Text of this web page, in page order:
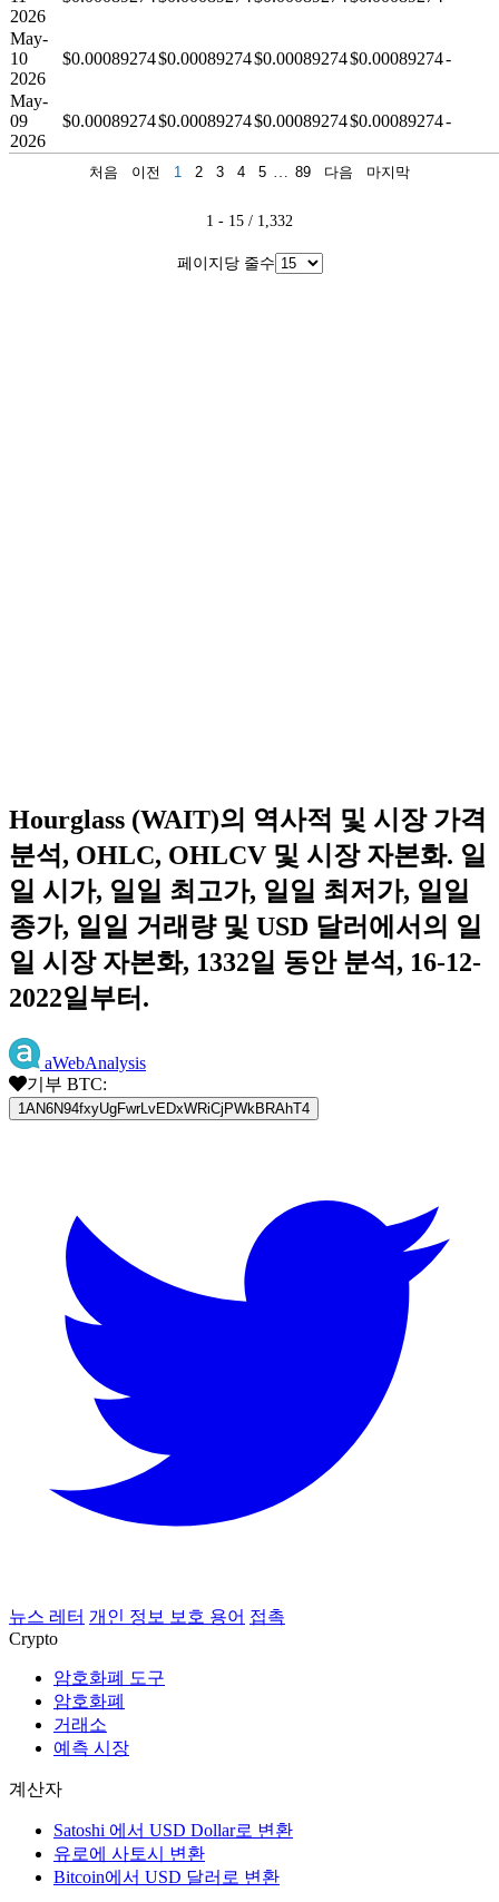
2026
May-
10
2026
$0.00089274$0.00089274$0.00089274$0.00089274-
May-
09
2026
$0.00089274$0.00089274$0.00089274$0.00089274-
1 - 15 / 1,332
페이지당 줄수
처음 이전 1 2 3 4 5 89 다음 마지막
Hourglass (WAIT)의 역사적 및 시장 가격
분석, OHLC, OHLCV 및 시장 자본화. 일
일 시가, 일일 최고가, 일일 최저가, 일일
종가, 일일 거래량 및 USD 달러에서의 일
일 시장 자본화, 1332일 동안 분석, 16-12-
2022일부터.
aWebAnalysis
기부 BTC:
1AN6N94fxyUgFwrLvEDxWRiCjPWkBRAhT4
뉴스 레터 개인 정보 보호 용어 접촉
Crypto
암호화폐 도구
암호화폐
거래소
예측 시장
계산자
Satoshi 에서 USD Dollar로 변환
유로에 사토시 변환
Bitcoin에서 USD 달러로 변환